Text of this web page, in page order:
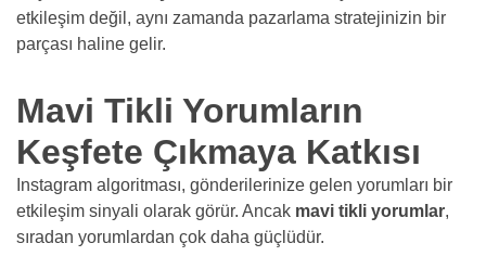
etkileşim değil, aynı zamanda pazarlama stratejinizin bir
parçası haline gelir.
Mavi Tikli Yorumların
Keşfete Çıkmaya Katkısı
Instagram algoritması, gönderilerinize gelen yorumları bir
etkileşim sinyali olarak görür. Ancak mavi tikli yorumlar,
sıradan yorumlardan çok daha güçlüdür.